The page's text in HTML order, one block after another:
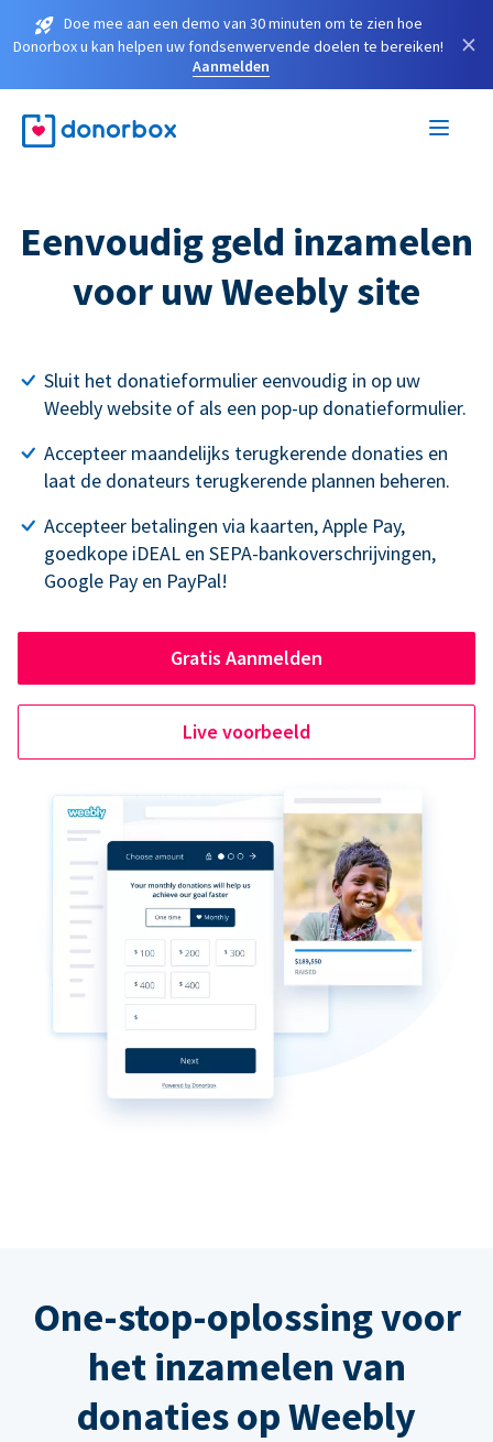
Doe mee aan een demo van 30 minuten om te zien hoe
Donorbox u kan helpen uw fondsenwervende doelen te bereiken!
Aanmelden
×
Eenvoudig geld inzamelen
voor uw Weebly site
Sluit het donatieformulier eenvoudig in op uw
Weebly website of als een pop-up donatieformulier.
Accepteer maandelijks terugkerende donaties en
laat de donateurs terugkerende plannen beheren.
Accepteer betalingen via kaarten, Apple Pay,
goedkope iDEAL en SEPA-bankoverschrijvingen,
Google Pay en PayPal!
Gratis Aanmelden
Live voorbeeld
One-stop-oplossing voor
het inzamelen van
donaties op Weebly